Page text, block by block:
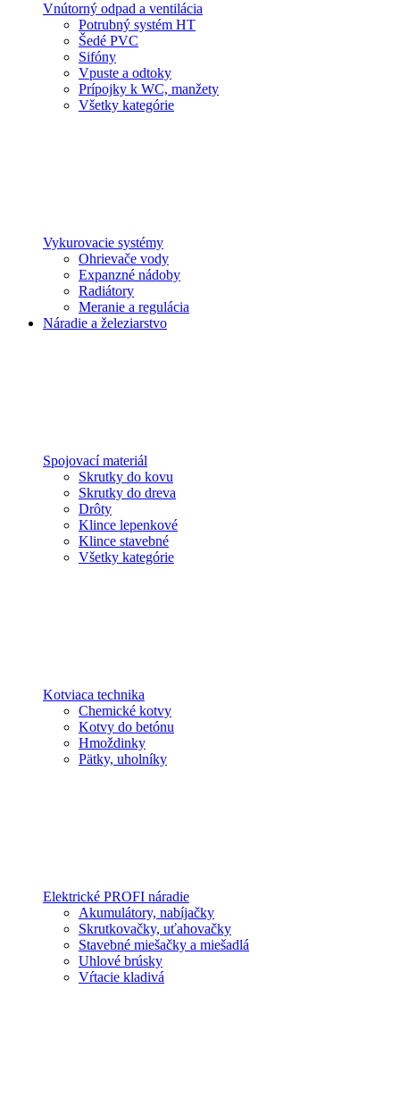
Vnútorný odpad a ventilácia
Potrubný systém HT
Šedé PVC
Sifóny
Vpuste a odtoky
Prípojky k WC, manžety
Všetky kategórie
Vykurovacie systémy
Ohrievače vody
Expanzné nádoby
Radiátory
Meranie a regulácia
Náradie a železiarstvo
Spojovací materiál
Skrutky do kovu
Skrutky do dreva
Drôty
Klince lepenkové
Klince stavebné
Všetky kategórie
Kotviaca technika
Chemické kotvy
Kotvy do betónu
Hmoždinky
Pätky, uholníky
Elektrické PROFI náradie
Akumulátory, nabíjačky
Skrutkovačky, uťahovačky
Stavebné miešačky a miešadlá
Uhlové brúsky
Vŕtacie kladivá